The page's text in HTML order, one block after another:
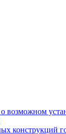
конструкций